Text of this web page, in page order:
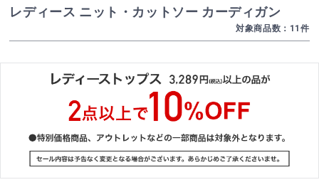
レディース ニット・カットソー カーディガン
対象商品数： 11 件